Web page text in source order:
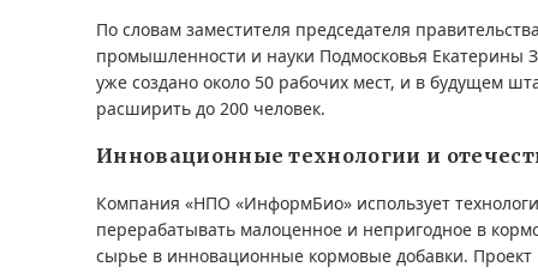
По словам заместителя председателя
промышленности и науки Подмосковья Екатерины
уже создано около 50 рабочих мест, и в будущем
расширить до 200 человек.
Инновационные технологии и
Компания «НПО «ИнформБио» использует
перерабатывать малоценное и непригодное в
сырье в инновационные кормовые добавки.